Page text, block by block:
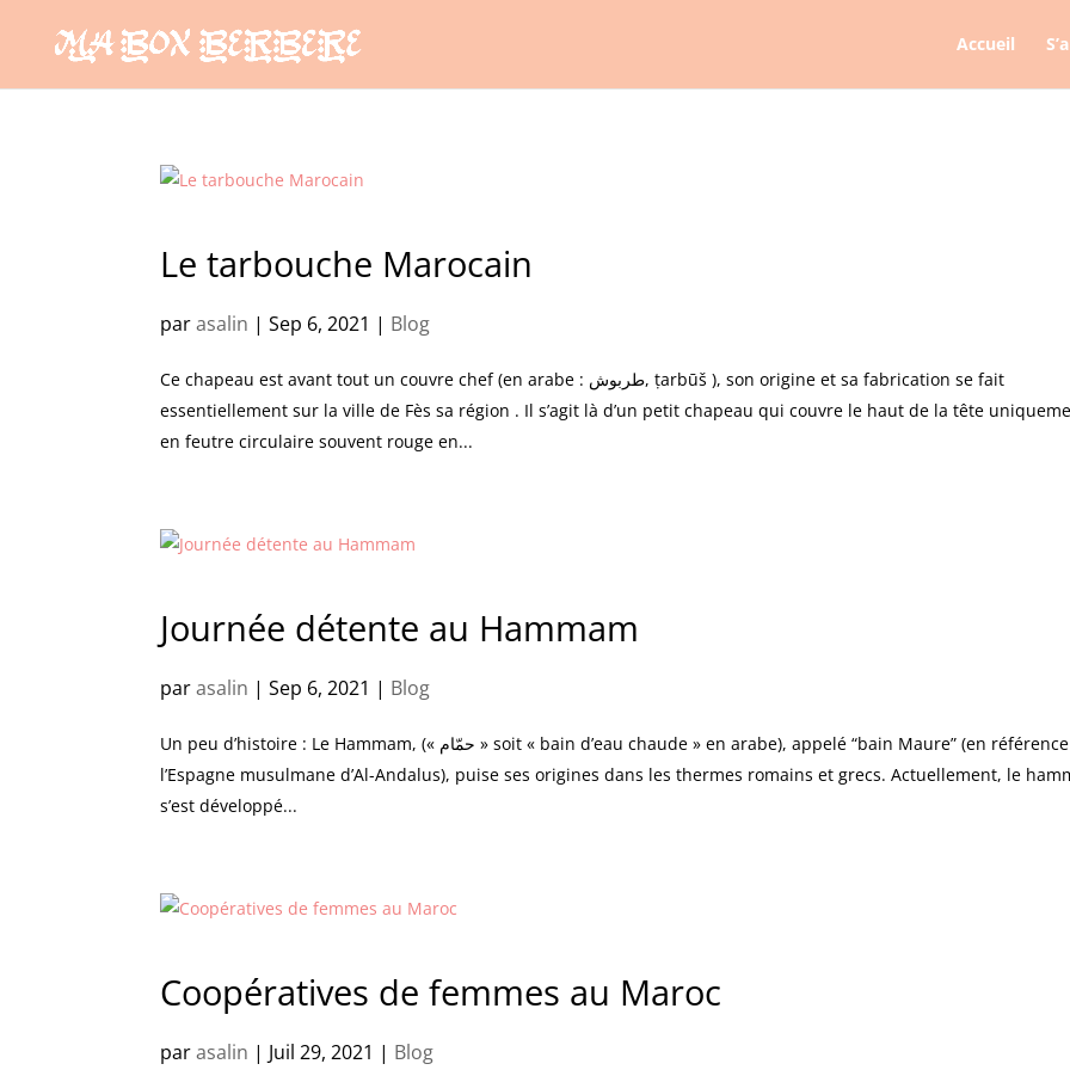
Accueil
Le tarbouche Marocain
parasalin |Sep 6, 2021 | Blog
Ce chapeau est avant tout un couvre chef (en arabe : طربوش, ṭarbūš ), son origine et sa fabrication se fait
essentiellement sur la ville de Fès sa région . Il s’agit là d’un petit chapeau qui couvre le haut de la tête
en feutre circulaire souvent rouge en...
Journée détente au Hammam
parasalin |Sep 6, 2021 | Blog
Un peu d’histoire : Le Hammam, (« حمّام » soit « bain d’eau chaude » en arabe), appelé “bain Maure” (en référence à
l’Espagne musulmane d’Al-Andalus), puise ses origines dans les thermes romains et grecs. Actuellement, le
s’est développé...
Coopératives de femmes au Maroc
parasalin | Juil 29, 2021 | Blog